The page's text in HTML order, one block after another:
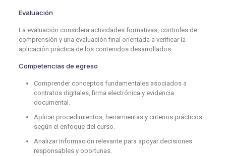
Evaluación
La evaluación considera actividades formativas, controles de
comprensión y una evaluación final orientada a verificar la
aplicación práctica de los contenidos desarrollados.
Competencias de egreso
Comprender conceptos fundamentales asociados a
contratos digitales, firma electrónica y evidencia
documental.
Aplicar procedimientos, herramientas y criterios prácticos
según el enfoque del curso.
Analizar información relevante para apoyar decisiones
responsables y oportunas.